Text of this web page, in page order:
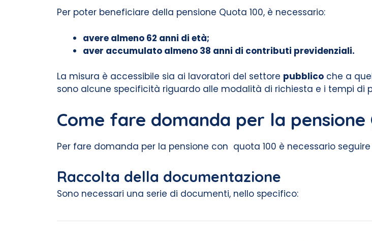
Per poter beneficiare della pensione Quota 100, è necessario:
avere almeno 62 anni di età;
aver accumulato almeno 38 anni di contributi previdenziali.
La misura è accessibile sia ai lavoratori del settore pubblico che a
sono alcune specificità riguardo alle modalità di richiesta e i tempi di
Come fare domanda per la pensione
Per fare domanda per la pensione con quota 100 è necessario
Raccolta della documentazione
Sono necessari una serie di documenti, nello specifico: